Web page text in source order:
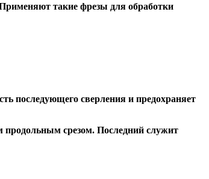
такие фрезы для обработки
последующего сверления и предохраняет
срезом. Последний служит